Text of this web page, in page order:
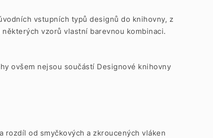
vstupních typů designů do knihovny, z
vzorů vlastní barevnou kombinaci.
ovšem nejsou součástí Designové knihovny
od smyčkových a zkroucených vláken